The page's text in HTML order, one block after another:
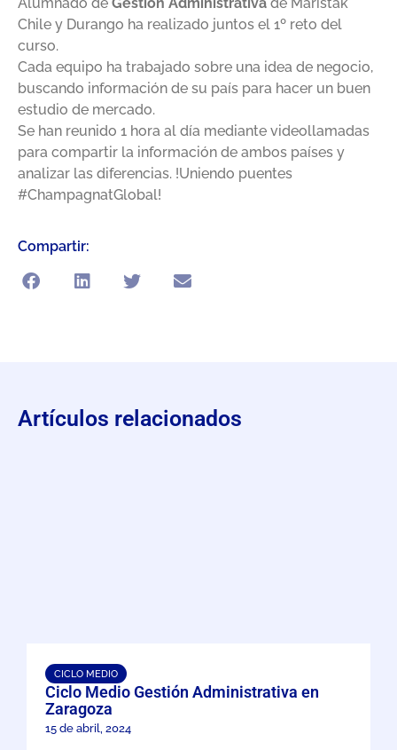
Chile y Durango ha realizado juntos el 1º reto del
curso.
Cada equipo ha trabajado sobre una idea de negocio,
buscando información de su país para hacer un buen
estudio de mercado.
Se han reunido 1 hora al día mediante videollamadas
para compartir la información de ambos países y
analizar las diferencias. !Uniendo puentes
#ChampagnatGlobal!
Compartir:
Artículos relacionados
CICLO MEDIO
Ciclo Medio Gestión Administrativa en
Zaragoza
15 de abril, 2024